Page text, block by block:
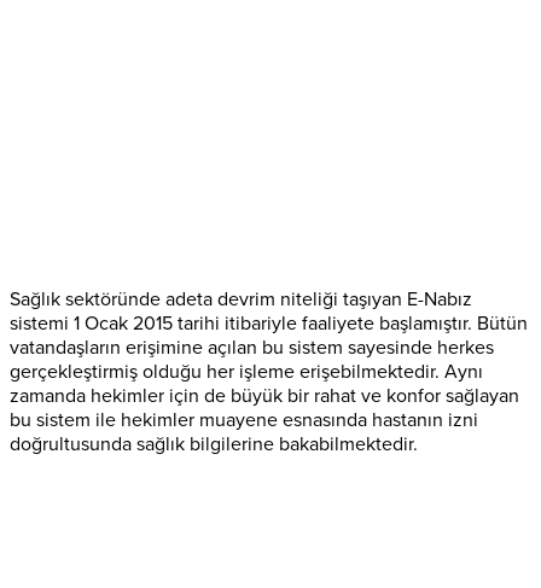
Sağlık sektöründe adeta devrim niteliği taşıyan E-Nabız
sistemi 1 Ocak 2015 tarihi itibariyle faaliyete başlamıştır. Bütün
vatandaşların erişimine açılan bu sistem sayesinde herkes
gerçekleştirmiş olduğu her işleme erişebilmektedir. Aynı
zamanda hekimler için de büyük bir rahat ve konfor sağlayan
bu sistem ile hekimler muayene esnasında hastanın izni
doğrultusunda sağlık bilgilerine bakabilmektedir.